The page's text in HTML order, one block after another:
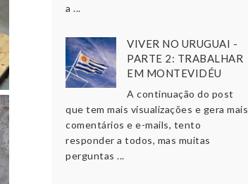
a ...
VIVER NO URUGUAI -
PARTE 2: TRABALHAR
EM MONTEVIDÉU
A continuação do post
que tem mais visualizações e gera mais
comentários e e-mails, tento
responder a todos, mas muitas
perguntas ...